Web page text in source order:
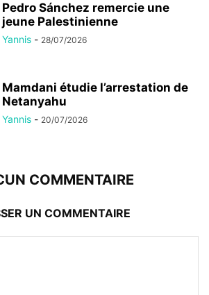
Pedro Sánchez remercie une
jeune Palestinienne
Yannis - 28/07/2026
Mamdani étudie l’arrestation de
Netanyahu
Yannis - 20/07/2026
COMMENTAIRE
UN COMMENTAIRE